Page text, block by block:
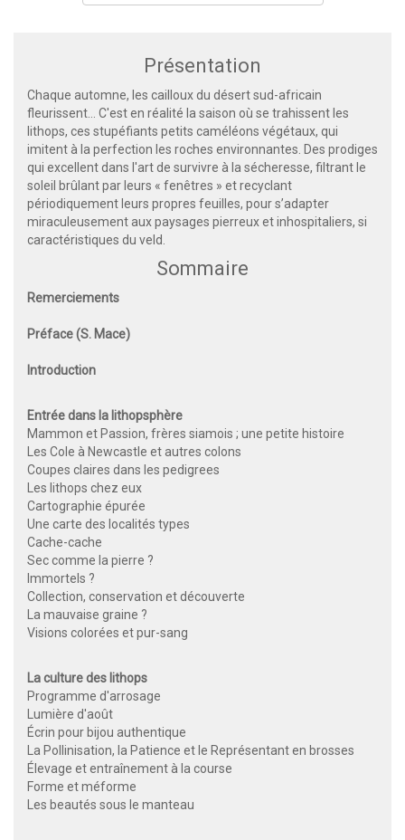
Présentation
Chaque automne, les cailloux du désert sud-africain
fleurissent… C'est en réalité la saison où se trahissent les
lithops, ces stupéfiants petits caméléons végétaux, qui
imitent à la perfection les roches environnantes. Des prodiges
qui excellent dans l'art de survivre à la sécheresse, filtrant le
soleil brûlant par leurs « fenêtres » et recyclant
périodiquement leurs propres feuilles, pour s’adapter
miraculeusement aux paysages pierreux et inhospitaliers, si
caractéristiques du veld.
Sommaire
Remerciements
Préface (S. Mace)
Introduction
Entrée dans la lithopsphère
Mammon et Passion, frères siamois ; une petite histoire
Les Cole à Newcastle et autres colons
Coupes claires dans les pedigrees
Les lithops chez eux
Cartographie épurée
Une carte des localités types
Cache-cache
Sec comme la pierre ?
Immortels ?
Collection, conservation et découverte
La mauvaise graine ?
Visions colorées et pur-sang
La culture des lithops
Programme d'arrosage
Lumière d'août
Écrin pour bijou authentique
La Pollinisation, la Patience et le Représentant en brosses
Élevage et entraînement à la course
Forme et méforme
Les beautés sous le manteau